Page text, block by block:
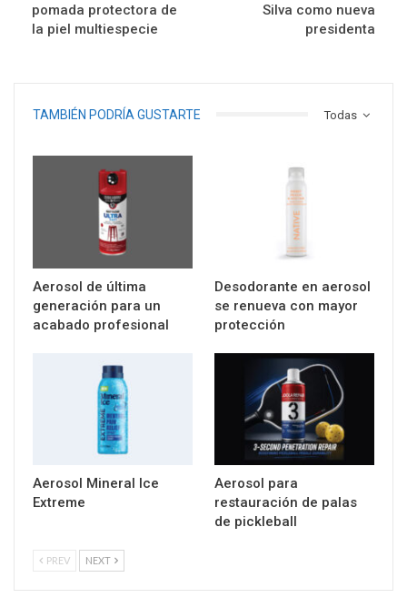
pomada protectora de
la piel multiespecie
Silva como nueva
presidenta
Todas
TAMBIÉN PODRÍA GUSTARTE
Aerosol de última
generación para un
acabado profesional
Desodorante en aerosol
se renueva con mayor
protección
Aerosol Mineral Ice
Extreme
Aerosol para
restauración de palas
de pickleball
PREV NEXT